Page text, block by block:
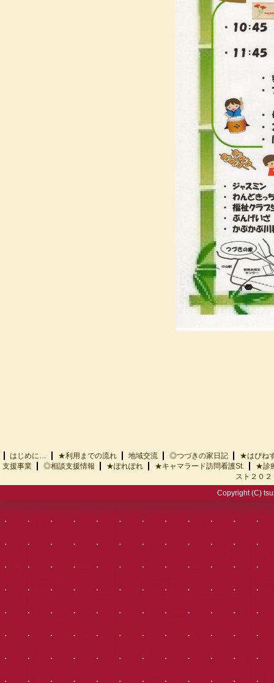
はじめに… ★利用までの流れ 地域交流 ◎つづきの家日記
★はぴ
支援事業
◎相談支援情報 ★ぽれぽれ ★キャマラード訪問看護St.
★診
スト２０２
Copyright (C)